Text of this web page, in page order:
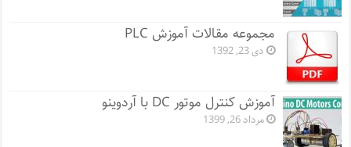
مجموعه مقالات آموزش PLC
دی 23, 1392
آموزش کنترل موتور DC با آردوینو
مرداد 26, 1399